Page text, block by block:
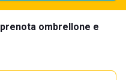
ombrellone e